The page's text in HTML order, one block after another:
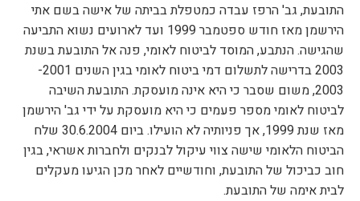
התובעת, גב' הרפז עבדה כמטפלת בביתה של אישה בשם אתי
הירשמן מאז חודש ספטמבר 1999 ועד לארועים נשוא התביעה
שהגישה. הנתבע, המוסד לביטוח לאומי, פנה אל התובעת בשנת
2003 בדרישה לתשלום דמי ביטוח לאומי בגין השנים 2001-
2003, משום שסבר כי היא אינה מועסקת. התובעת השיבה
לביטוח לאומי מספר פעמים כי היא מועסקת על ידי גב' הירשמן
מאז שנת 1999, אך פניותיה לא הועילו. ביום 30.6.2004 שלח
הביטוח הלאומי שישה צווי עיקול לבנקים ולחברות אשראי, בגין
חוב כביכול של התובעת, וחודשיים לאחר מכן הגיעו מעקלים
לבית אימה של התובעת.